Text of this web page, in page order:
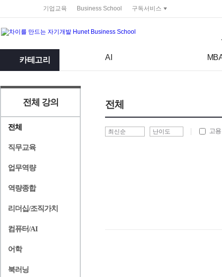
기업교육 Business School 구독서비스
카테고리 AI
전체 강의
전체
직무교육
업무역량
역량종합
리더십/조직가치
컴퓨터/AI
어학
북러닝
전체
고